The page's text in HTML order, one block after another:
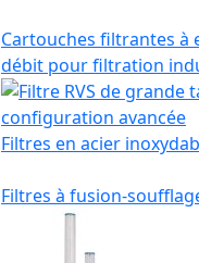
Cartouches filtrantes à
débit pour filtration
Filtres en acier
Filtres à fusion-